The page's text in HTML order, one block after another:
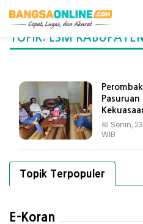
TOPIK: LSM
Gelar Aksi
📅 Senin,
WIB
Topik Terpopuler
E-Koran